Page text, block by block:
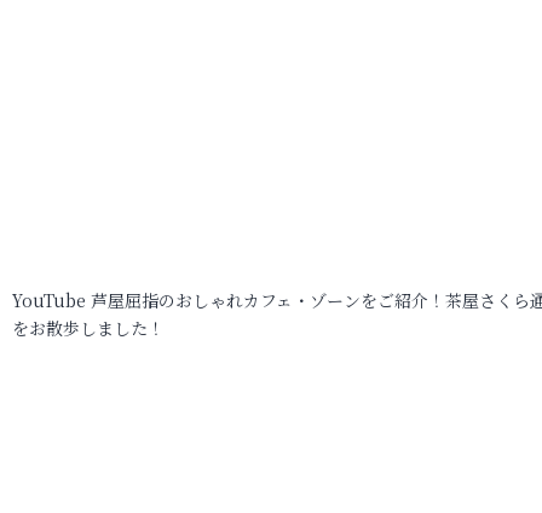
YouTube 芦屋屈指のおしゃれカフェ・ゾーンをご紹介！茶屋さくら
をお散歩しました！